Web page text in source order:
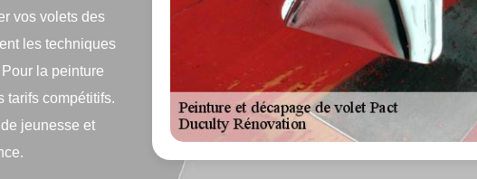
vos volets des
les techniques
la peinture
tarifs compétitifs.
jeunesse et